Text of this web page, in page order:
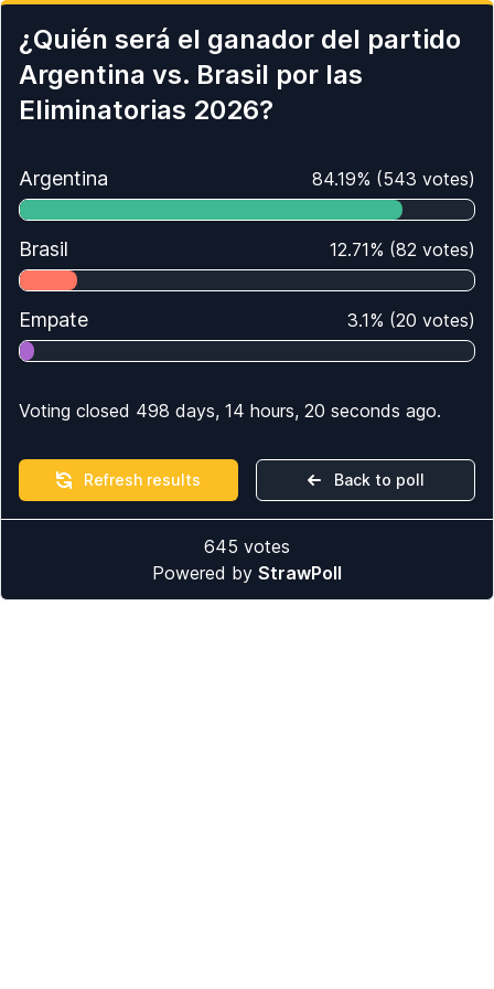
¿Quién será el ganador del partido
Argentina vs. Brasil por las
Eliminatorias 2026?
Argentina 84.19% (543 votes)
Brasil 12.71% (82 votes)
Empate 3.1% (20 votes)
Voting closed 498 days, 14 hours, 20 seconds ago.
Refresh results Back to poll
645 votes
Powered by StrawPoll